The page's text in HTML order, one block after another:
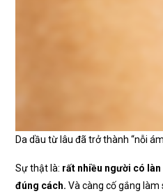
Da dầu từ lâu đã trở thành “nỗi
Sự thật là: rất nhiều người có
đúng cách. Và càng cố gắng